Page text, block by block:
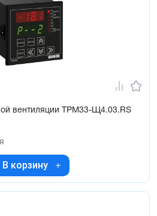
вентиляции ТРМ33-Щ4.03.RS
В корзину